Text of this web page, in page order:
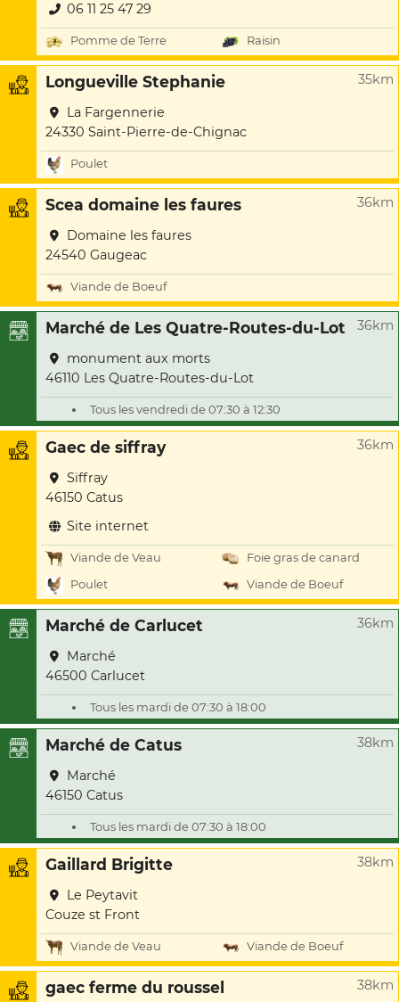
06 11 25 47 29
Pomme de Terre Raisin
Longueville Stephanie 35km
La Fargennerie
24330 Saint-Pierre-de-Chignac
Poulet
Scea domaine les faures 36km
Domaine les faures
24540 Gaugeac
Viande de Boeuf
Marché de Les Quatre-Routes-du-Lot 36km
monument aux morts
46110 Les Quatre-Routes-du-Lot
Tous les vendredi de 07:30 à 12:30
Gaec de siffray 36km
Siffray
46150 Catus
Site internet
Viande de Veau
Foie gras de canard
Poulet
Viande de Boeuf
Marché de Carlucet 36km
Marché
46500 Carlucet
Tous les mardi de 07:30 à 18:00
Marché de Catus 38km
Marché
46150 Catus
Tous les mardi de 07:30 à 18:00
Gaillard Brigitte 38km
Le Peytavit
Couze st Front
Viande de Veau Viande de Boeuf
gaec ferme du roussel 38km